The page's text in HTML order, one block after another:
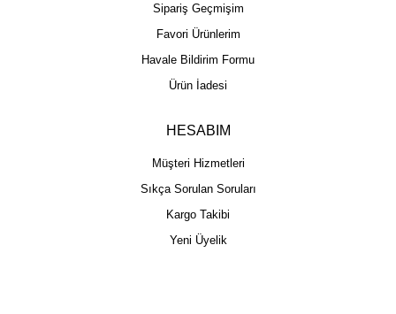
Sipariş Geçmişim
Favori Ürünlerim
Havale Bildirim Formu
Ürün İadesi
HESABIM
Müşteri Hizmetleri
Sıkça Sorulan Soruları
Kargo Takibi
Yeni Üyelik